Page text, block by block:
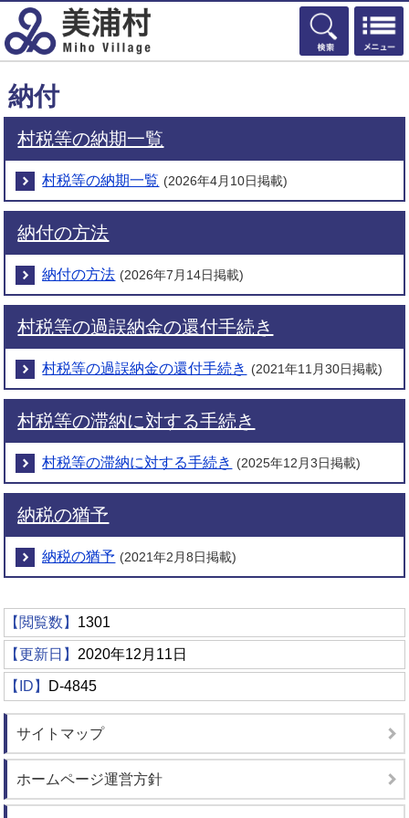
検索
納付
村税等の納期一覧
村税等の納期一覧 (2026年4月10日掲載)
納付の方法
納付の方法 (2026年7月14日掲載)
村税等の過誤納金の還付手続き
村税等の過誤納金の還付手続き (2021年11月30日掲載)
村税等の滞納に対する手続き
村税等の滞納に対する手続き (2025年12月3日掲載)
納税の猶予
納税の猶予 (2021年2月8日掲載)
【閲覧数】 1301
【更新日】 2020年12月11日
【ID】 D-4845
サイトマップ
ホームページ運営方針